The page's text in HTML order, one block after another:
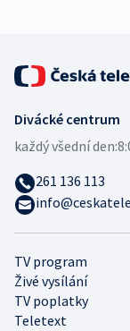
TV program
Živé vysílání
TV poplatky
Teletext
Divácké centrum
každý všední den:
261 136 113